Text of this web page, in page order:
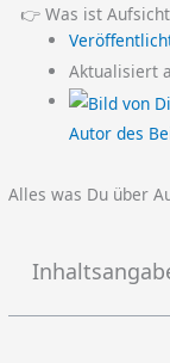
👉 Was ist
Aktualisiert
Autor des
Alles was Du über